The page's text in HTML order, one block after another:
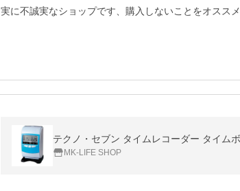
実に不誠実なショップです、購入しないことをオスス
テクノ・セブン タイムレコーダー タイム
MK-LIFE SHOP